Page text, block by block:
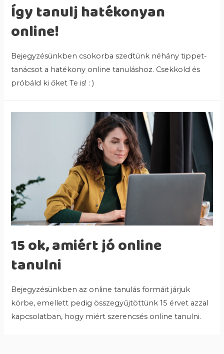
Így tanulj hatékonyan
online!
Bejegyzésünkben csokorba szedtünk néhány tippet-
tanácsot a hatékony online tanuláshoz. Csekkold és
próbáld ki őket Te is! : )
15 ok, amiért jó online
tanulni
Bejegyzésünkben az online tanulás formáit járjuk
körbe, emellett pedig összegyűjtöttünk 15 érvet azzal
kapcsolatban, hogy miért szerencsés online tanulni.